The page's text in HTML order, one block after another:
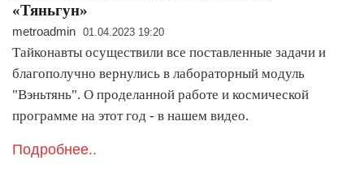
«Тяньгун»
metroadmin 01.04.2023 19:20
Тайконавты осуществили все поставленные задачи и
благополучно вернулись в лабораторный модуль
"Вэньтянь". О проделанной работе и космической
программе на этот год - в нашем видео.
Подробнее..